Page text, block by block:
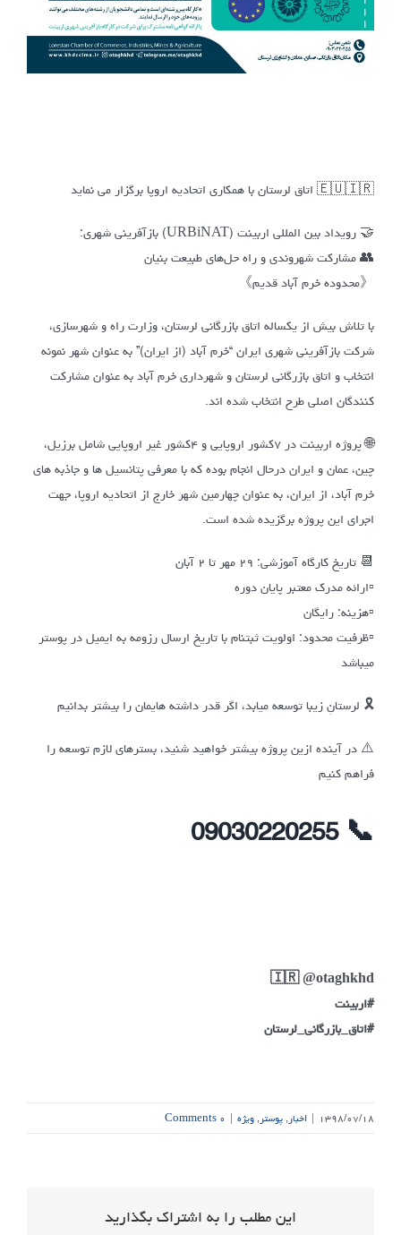
🇪🇺🇮🇷 اتاق لرستان با همکاری اتحادیه اروپا برگزار می نماید
🤝 رویداد بین المللی اربینت (URBiNAT) بازآفرینی شهری:
👥 مشارکت شهروندی و راه حل‌های طبیعت بنیان
《محدوده خرم آباد قدیم》
با تلاش بیش از یکساله اتاق بازرگانی لرستان، وزارت راه و شهرسازی،
شرکت بازآفرینی شهری ایران “خرم آباد (از ایران)” به عنوان شهر نمونه
انتخاب و اتاق بازرگانی لرستان و شهرداری خرم آباد به عنوان مشارکت
کنندگان اصلی طرح انتخاب شده اند.
🌐 پروژه اربینت در ۷کشور اروپایی و ۴کشور غیر اروپایی شامل برزیل،
چین، عمان و ایران درحال انجام بوده که با معرفی پتانسیل ها و جاذبه های
خرم آباد، از ایران، به عنوان چهارمین شهر خارج از اتحادیه اروپا، جهت
اجرای این پروژه برگزیده شده است.
📆 تاریخ‌ کارگاه آموزشی: ۲۹ مهر تا ۲ آبان
▫️ارائه مدرک معتبر پایان دوره
▫️هزینه: رایگان
▫️ظرفیت محدود: اولویت ثبتنام با تاریخ ارسال رزومه به ایمیل در پوستر
میباشد
🎗 لرستانِ زیبا توسعه میابد، اگر قدر داشته هایمان را بیشتر بدانیم
⚠️ در آینده ازین پروژه بیشتر خواهید شنید، بسترهای لازم توسعه را
فراهم‌ کنیم
📞 09030220255
🇮🇷 @otaghkhd
#اربینت
#اتاق_بازرگانی_لرستان
۱۳۹۸/۰۷/۱۸ | اخبار,پوستر,ویژه | ۰ Comments
این مطلب را به اشتراک بگذارید